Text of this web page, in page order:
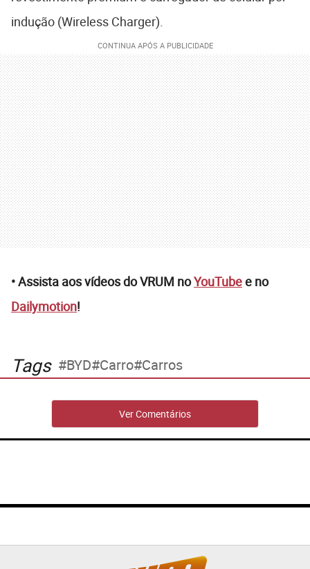
indução (Wireless Charger).
• Assista aos vídeos do VRUM noYouTubee no
Dailymotion!
Tags BYD Carro Carros
Ver Comentários